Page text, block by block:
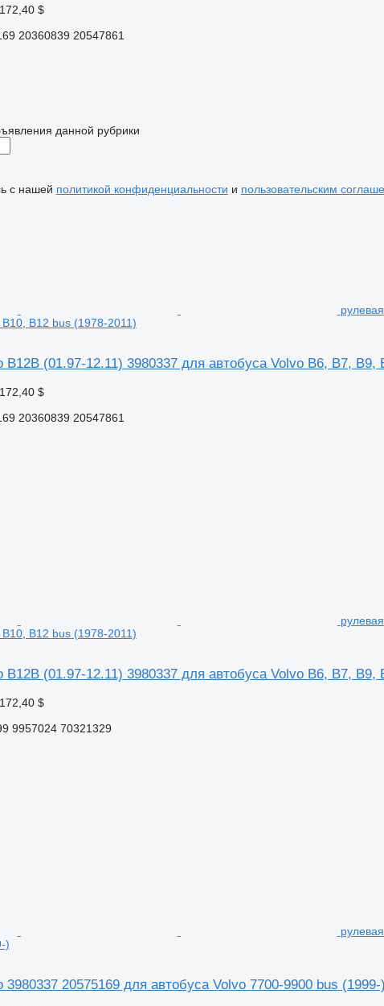
$
20360839 20547861
данной рубрики
с нашей политикой конфиденциальности и пользовательским
B12 bus (1978-2011)
B12B (01.97-12.11) 3980337 для автобуса Volvo B6, B7, B9,
$
20360839 20547861
B12 bus (1978-2011)
B12B (01.97-12.11) 3980337 для автобуса Volvo B6, B7, B9,
$
9957024 70321329
)
3980337 20575169 для автобуса Volvo 7700-9900 bus (1999-)